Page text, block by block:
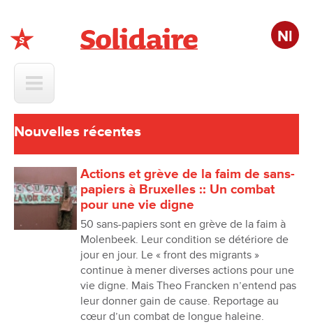
Nl
Solidaire
Nouvelles récentes
Actions et grève de la faim de sans-
papiers à Bruxelles :: Un combat
pour une vie digne
50 sans-papiers sont en grève de la faim à
Molenbeek. Leur condition se détériore de
jour en jour. Le « front des migrants »
continue à mener diverses actions pour une
vie digne. Mais Theo Francken n’entend pas
leur donner gain de cause. Reportage au
cœur d’un combat de longue haleine.